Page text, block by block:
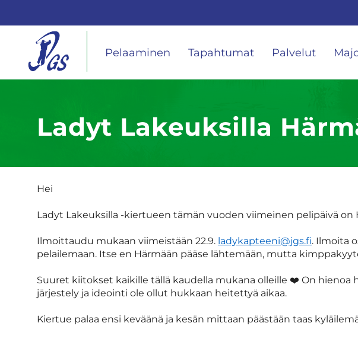
Pelaaminen Tapahtumat Palvelut
Ladyt Lakeuksilla
Hei
Ladyt Lakeuksilla -kiertueen tämän vuoden viimeinen pelipäivä on
Ilmoittaudu mukaan viimeistään 22.9. ladykapteeni@jgs.fi. Ilmoita
pelailemaan. Itse en Härmään pääse lähtemään, mutta
Suuret kiitokset kaikille tällä kaudella mukana olleille ❤️ On hienoa
järjestely ja ideointi ole ollut hukkaan heitettyä aikaa.
Kiertue palaa ensi keväänä ja kesän mittaan päästään taas